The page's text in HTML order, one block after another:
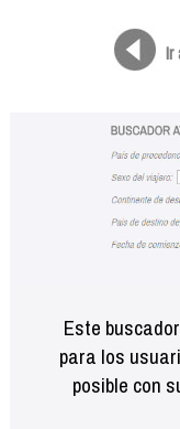
Ir
Este
para los
posible con